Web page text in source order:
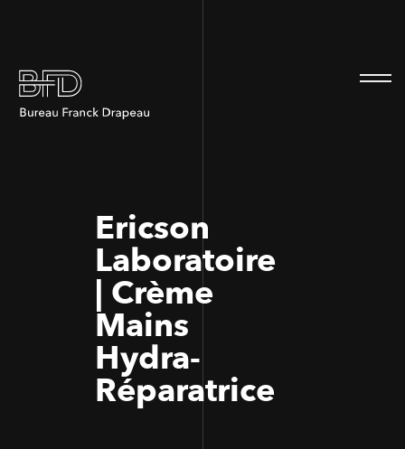
Ericson
Laboratoire
| Crème
Mains
Hydra-
Réparatrice